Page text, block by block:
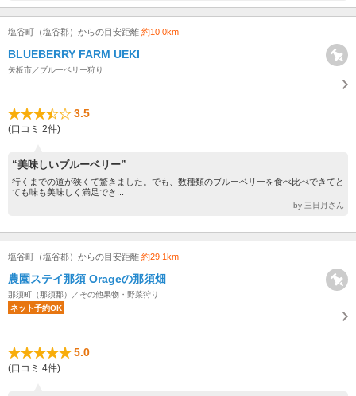
塩谷町（塩谷郡）からの目安距離 約10.0km
BLUEBERRY FARM UEKI
矢板市／ブルーベリー狩り
3.5
(口コミ 2件)
“美味しいブルーベリー”
行くまでの道が狭くて驚きました。でも、数種類のブルーベリーを食べ比べできてと
ても味も美味しく満足でき...
by 三日月さん
塩谷町（塩谷郡）からの目安距離 約29.1km
農園ステイ那須 Orageの那須畑
那須町（那須郡）／その他果物・野菜狩り
ネット予約OK
5.0
(口コミ 4件)